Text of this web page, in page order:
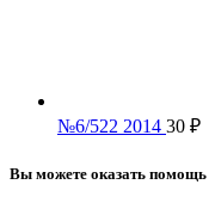
№6/522 2014 30 ₽
Вы можете оказать помощь